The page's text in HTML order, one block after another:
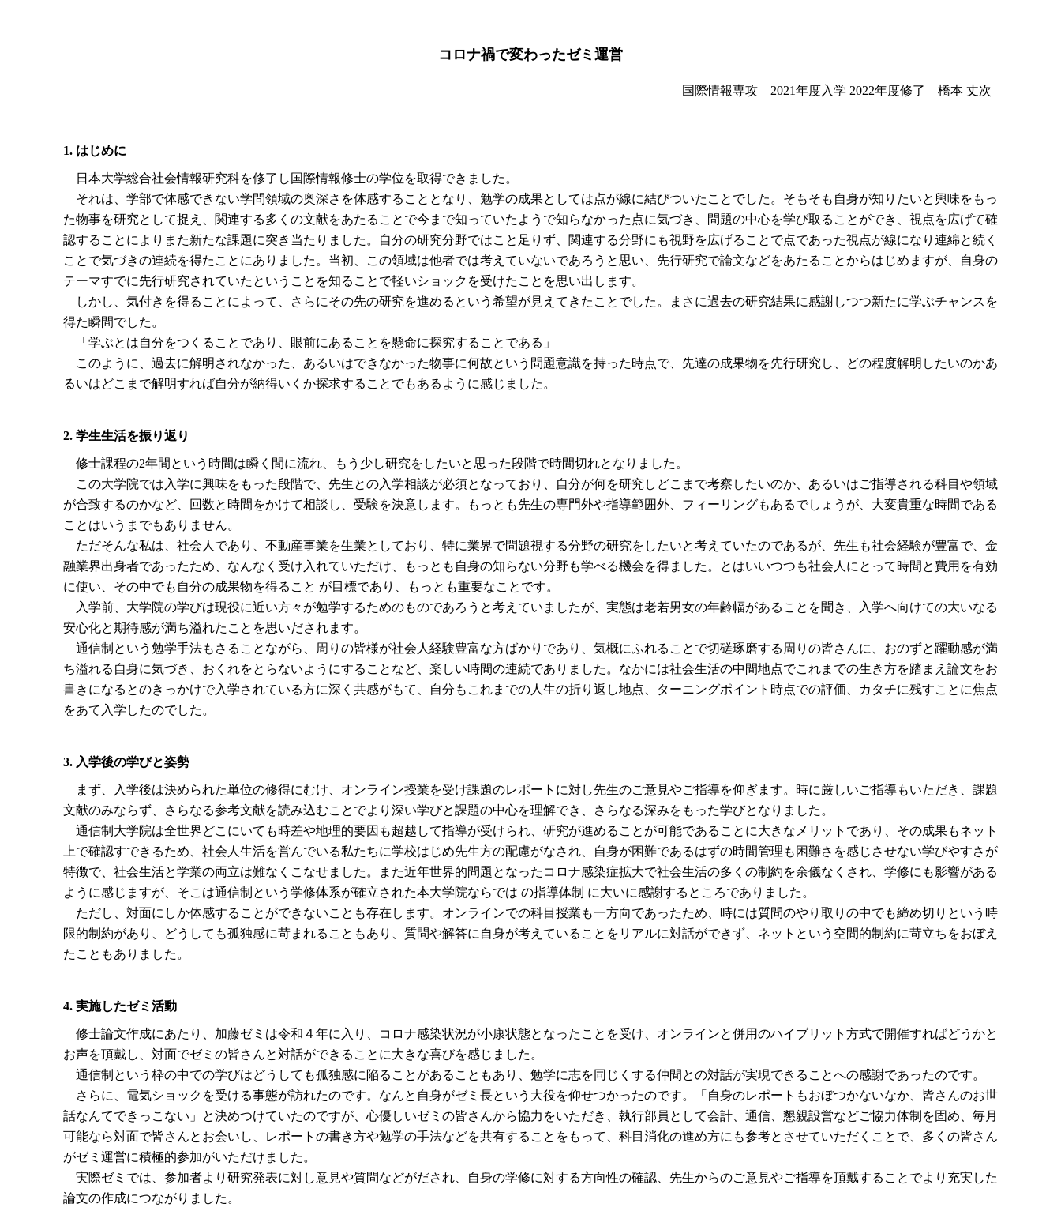
コロナ禍で変わったゼミ運営
国際情報専攻 2021年度入学 2022年度修了 橋本 丈次
1. はじめに
日本大学総合社会情報研究科を修了し国際情報修士の学位を取得できました。
それは、学部で体感できない学問領域の奥深さを体感することとなり、勉学の成果としては点が線に結びついたことでした。そもそも自身が知りたいと興味をもっ
た物事を研究として捉え、関連する多くの文献をあたることで今まで知っていたようで知らなかった点に気づき、問題の中心を学び取ることができ、視点を広げて確
認することによりまた新たな課題に突き当たりました。自分の研究分野ではこと足りず、関連する分野にも視野を広げることで点であった視点が線になり連綿と続く
ことで気づきの連続を得たことにありました。当初、この領域は他者では考えていないであろうと思い、先行研究で論文などをあたることからはじめますが、自身の
テーマすでに先行研究されていたということを知ることで軽いショックを受けたことを思い出します。
しかし、気付きを得ることによって、さらにその先の研究を進めるという希望が見えてきたことでした。まさに過去の研究結果に感謝しつつ新たに学ぶチャンスを
得た瞬間でした。
「学ぶとは自分をつくることであり、眼前にあることを懸命に探究することである」
このように、過去に解明されなかった、あるいはできなかった物事に何故という問題意識を持った時点で、先達の成果物を先行研究し、どの程度解明したいのかあ
るいはどこまで解明すれば自分が納得いくか探求することでもあるように感じました。
2. 学生生活を振り返り
修士課程の2年間という時間は瞬く間に流れ、もう少し研究をしたいと思った段階で時間切れとなりました。
この大学院では入学に興味をもった段階で、先生との入学相談が必須となっており、自分が何を研究しどこまで考察したいのか、あるいはご指導される科目や領域
が合致するのかなど、回数と時間をかけて相談し、受験を決意します。もっとも先生の専門外や指導範囲外、フィーリングもあるでしょうが、大変貴重な時間である
ことはいうまでもありません。
ただそんな私は、社会人であり、不動産事業を生業としており、特に業界で問題視する分野の研究をしたいと考えていたのであるが、先生も社会経験が豊富で、金
融業界出身者であったため、なんなく受け入れていただけ、もっとも自身の知らない分野も学べる機会を得ました。とはいいつつも社会人にとって時間と費用を有効
に使い、その中でも自分の成果物を得ること が目標であり、もっとも重要なことです。
入学前、大学院の学びは現役に近い方々が勉学するためのものであろうと考えていましたが、実態は老若男女の年齢幅があることを聞き、入学へ向けての大いなる
安心化と期待感が満ち溢れたことを思いだされます。
通信制という勉学手法もさることながら、周りの皆様が社会人経験豊富な方ばかりであり、気概にふれることで切磋琢磨する周りの皆さんに、おのずと躍動感が満
ち溢れる自身に気づき、おくれをとらないようにすることなど、楽しい時間の連続でありました。なかには社会生活の中間地点でこれまでの生き方を踏まえ論文をお
書きになるとのきっかけで入学されている方に深く共感がもて、自分もこれまでの人生の折り返し地点、ターニングポイント時点での評価、カタチに残すことに焦点
をあて入学したのでした。
3. 入学後の学びと姿勢
まず、入学後は決められた単位の修得にむけ、オンライン授業を受け課題のレポートに対し先生のご意見やご指導を仰ぎます。時に厳しいご指導もいただき、課題
文献のみならず、さらなる参考文献を読み込むことでより深い学びと課題の中心を理解でき、さらなる深みをもった学びとなりました。
通信制大学院は全世界どこにいても時差や地理的要因も超越して指導が受けられ、研究が進めることが可能であることに大きなメリットであり、その成果もネット
上で確認すできるため、社会人生活を営んでいる私たちに学校はじめ先生方の配慮がなされ、自身が困難であるはずの時間管理も困難さを感じさせない学びやすさが
特徴で、社会生活と学業の両立は難なくこなせました。また近年世界的問題となったコロナ感染症拡大で社会生活の多くの制約を余儀なくされ、学修にも影響がある
ように感じますが、そこは通信制という学修体系が確立された本大学院ならでは の指導体制 に大いに感謝するところでありました。
ただし、対面にしか体感することができないことも存在します。オンラインでの科目授業も一方向であったため、時には質問のやり取りの中でも締め切りという時
限的制約があり、どうしても孤独感に苛まれることもあり、質問や解答に自身が考えていることをリアルに対話ができず、ネットという空間的制約に苛立ちをおぼえ
たこともありました。
4. 実施したゼミ活動
修士論文作成にあたり、加藤ゼミは令和４年に入り、コロナ感染状況が小康状態となったことを受け、オンラインと併用のハイブリット方式で開催すればどうかと
お声を頂戴し、対面でゼミの皆さんと対話ができることに大きな喜びを感じました。
通信制という枠の中での学びはどうしても孤独感に陥ることがあることもあり、勉学に志を同じくする仲間との対話が実現できることへの感謝であったのです。
さらに、電気ショックを受ける事態が訪れたのです。なんと自身がゼミ長という大役を仰せつかったのです。「自身のレポートもおぼつかないなか、皆さんのお世
話なんてできっこない」と決めつけていたのですが、心優しいゼミの皆さんから協力をいただき、執行部員として会計、通信、懇親設営などご協力体制を固め、毎月
可能なら対面で皆さんとお会いし、レポートの書き方や勉学の手法などを共有することをもって、科目消化の進め方にも参考とさせていただくことで、多くの皆さん
がゼミ運営に積極的参加がいただけました。
実際ゼミでは、参加者より研究発表に対し意見や質問などがだされ、自身の学修に対する方向性の確認、先生からのご意見やご指導を頂戴することでより充実した
論文の作成につながりました。